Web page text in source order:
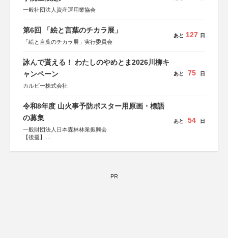
一般社団法人資産運用業協会
第6回 「絵と言葉のチカラ展」
「絵と言葉のチカラ展」実行委員会
あと 127 日
詠んで貰える！ わたしのやめとま2026川柳キ
ャンペーン
カルビー株式会社
あと 75 日
令和8年度 山火事予防ポスター用原画・標語
の募集
一般財団法人日本森林林業振興会
【後援】
会、森林火災対策協会
あと 54 日
PR